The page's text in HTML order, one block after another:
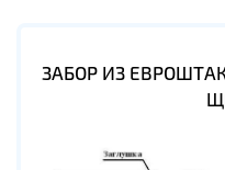
ЗАБОР ИЗ